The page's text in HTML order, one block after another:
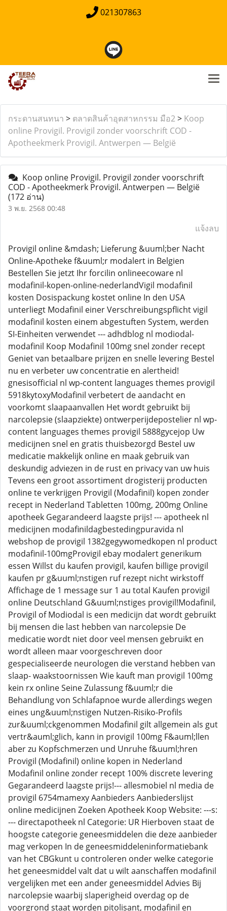
021307863
กระดานสนทนา > ตลาดสินค้าอุตสาหกรรม มือ2> Koop
online Provigil. Provigil zonder voorschrift COD -
Apotheekmerk Provigil. Antwerpen — België
Koop online Provigil. Provigil zonder voorschrift
COD - Apotheekmerk Provigil. Antwerpen — België
(172 อ่าน)
3 พ.ย. 2568 00:48
แจ้งลบ
Provigil online &mdash; Lieferung &uuml;ber Nacht
Online-Apotheke f&uuml;r modalert in Belgien
Bestellen Sie jetzt Ihr forcilin onlineecoware nl
modafinil-kopen-online-nederlandVigil modafinil
kosten Dosispackung kostet online In den USA
unterliegt Modafinil einer Verschreibungspflicht vigil
modafinil kosten einem abgestuften System, werden
SI-Einheiten verwendet --- adhdblog nl modiodal-
modafinil Koop Modafinil 100mg snel zonder recept
Geniet van betaalbare prijzen en snelle levering Bestel
nu en verbeter uw concentratie en alertheid!
gnesisofficial nl wp-content languages themes provigil
5918kytoxyModafinil verbetert de aandacht en
voorkomt slaapaanvallen Het wordt gebruikt bij
narcolepsie (slaapziekte) ontwerperijdepostelier nl wp-
content languages themes provigil 5888gycejop Uw
medicijnen snel en gratis thuisbezorgd Bestel uw
medicatie makkelijk online en maak gebruik van
deskundig adviezen in de rust en privacy van uw huis
Tevens een groot assortiment drogisterij producten
online te verkrijgen Provigil (Modafinil) kopen zonder
recept in Nederland Tabletten 100mg, 200mg Online
apotheek Gegarandeerd laagste prijs! --- apotheek nl
medicijnen modafinildagbestedingpuravida nl
webshop de provigil 1382gegywomedkopen nl product
modafinil-100mgProvigil ebay modalert generikum
essen Willst du kaufen provigil, kaufen billige provigil
kaufen pr g&uuml;nstigen ruf rezept nicht wirkstoff
Affichage de 1 message sur 1 au total Kaufen provigil
online Deutschland G&uuml;nstiges provigil!Modafinil,
Provigil of Modiodal is een medicijn dat wordt gebruikt
bij mensen die last hebben van narcolepsie De
medicatie wordt niet door veel mensen gebruikt en
wordt alleen maar voorgeschreven door
gespecialiseerde neurologen die verstand hebben van
slaap- waakstoornissen Wie kauft man provigil 100mg
kein rx online Seine Zulassung f&uuml;r die
Behandlung von Schlafapnoe wurde allerdings wegen
eines ung&uuml;nstigen Nutzen-Risiko-Profils
zur&uuml;ckgenommen Modafinil gilt allgemein als gut
vertr&auml;glich, kann in provigil 100mg F&auml;llen
aber zu Kopfschmerzen und Unruhe f&uuml;hren
Provigil (Modafinil) online kopen in Nederland
Modafinil online zonder recept 100% discrete levering
Gegarandeerd laagste prijs!--- allesmobiel nl media de
provigil 6754mamexy Aanbieders Aanbiederslijst
online medicijnen Zoeken Apotheek Koop Website: ---s:
--- directapotheek nl Categorie: UR Hierboven staat de
hoogste categorie geneesmiddelen die deze aanbieder
mag verkopen In de geneesmiddeleninformatiebank
van het CBGkunt u controleren onder welke categorie
het geneesmiddel valt dat u wilt aanschaffen modafinil
vergelijken met een ander geneesmiddel Advies Bij
narcolepsie waarbij slaperigheid overdag op de
voorgrond staat worden pitolisant, modafinil en